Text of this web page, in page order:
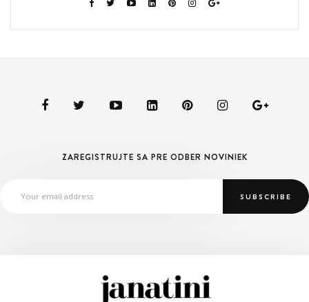
ZAREGISTRUJTE SA PRE ODBER NOVINIEK